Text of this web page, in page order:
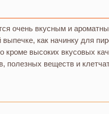
очень вкусным и
как начинку для
кроме высоких вкусовых
полезных веществ и